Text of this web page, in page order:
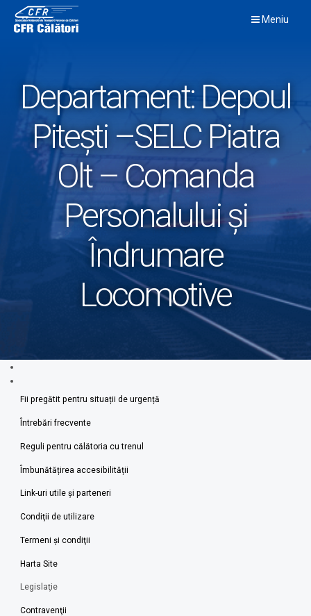
content
Meniu
Departament: Depoul
Pitești –SELC Piatra
Olt – Comanda
Personalului și
Îndrumare
Locomotive
Fii pregătit pentru situații de urgență
Întrebări frecvente
Reguli pentru călătoria cu trenul
Îmbunătățirea accesibilității
Link-uri utile şi parteneri
Condiţii de utilizare
Termeni şi condiţii
Harta Site
Legislaţie
Contravenţii